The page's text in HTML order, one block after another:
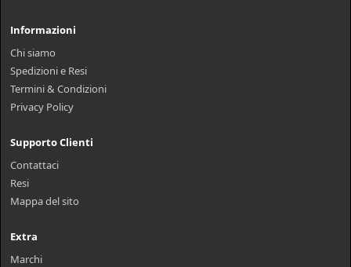
Informazioni
Chi siamo
Spedizioni e Resi
Termini & Condizioni
Privacy Policy
Supporto Clienti
Contattaci
Resi
Mappa del sito
Extra
Marchi